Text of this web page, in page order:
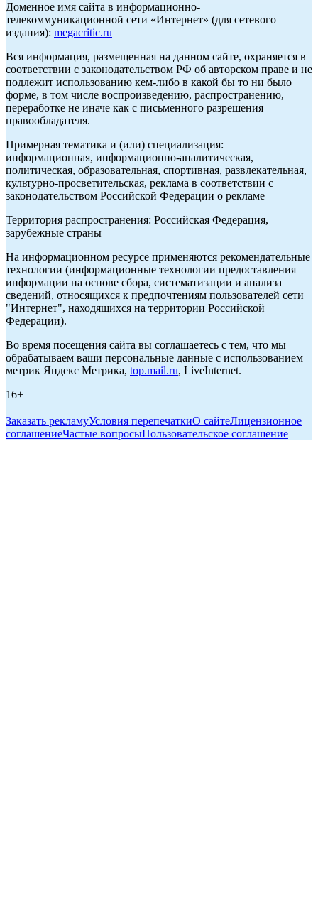
Доменное имя сайта в информационно-
телекоммуникационной сети «Интернет» (для сетевого
издания): megacritic.ru
Вся информация, размещенная на данном сайте, охраняется в
соответствии с законодательством РФ об авторском праве и не
подлежит использованию кем-либо в какой бы то ни было
форме, в том числе воспроизведению, распространению,
переработке не иначе как с письменного разрешения
правообладателя.
Примерная тематика и (или) специализация:
информационная, информационно-аналитическая,
политическая, образовательная, спортивная, развлекательная,
культурно-просветительская, реклама в соответствии с
законодательством Российской Федерации о рекламе
Территория распространения: Российская Федерация,
зарубежные страны
На информационном ресурсе применяются рекомендательные
технологии (информационные технологии предоставления
информации на основе сбора, систематизации и анализа
сведений, относящихся к предпочтениям пользователей сети
"Интернет", находящихся на территории Российской
Федерации).
Во время посещения сайта вы соглашаетесь с тем, что мы
обрабатываем ваши персональные данные с использованием
метрик Яндекс Метрика, top.mail.ru, LiveInternet.
16+
Заказать рекламуУсловия перепечаткиО сайтеЛицензионное
соглашениеЧастые вопросыПользовательское соглашение